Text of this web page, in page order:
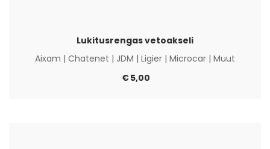
Lukitusrengas vetoakseli
Aixam | Chatenet | JDM | Ligier | Microcar | Muut
€5,00